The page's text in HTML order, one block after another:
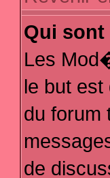
Qui
Les
le but
du forum
de